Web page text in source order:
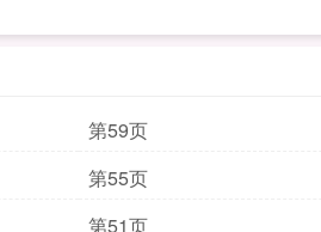
第59页
第55页
第51页